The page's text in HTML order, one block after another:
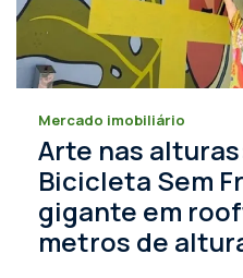
Mercado imobiliário
Arte nas
Bicicleta Sem
gigante em
metros de